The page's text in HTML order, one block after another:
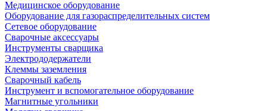
Медицинское оборудование
Оборудование для газораспределительных систем
Сетевое оборудование
Сварочные аксессуары
Инструменты сварщика
Электрододержатели
Клеммы заземления
Сварочный кабель
Инструмент и вспомогательное оборудование
Магнитные угольники